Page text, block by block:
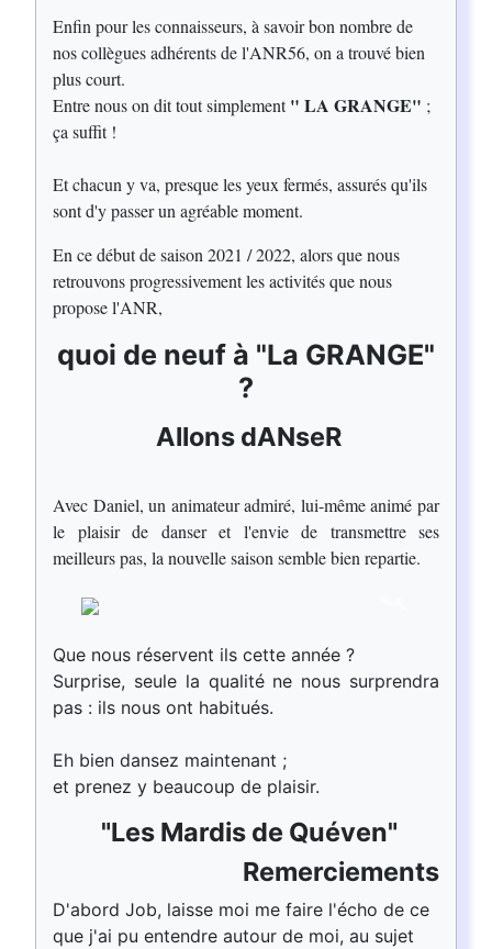
Enfin pour les connaisseurs, à savoir bon nombre de
nos collègues adhérents de l'ANR56, on a trouvé bien
plus court.
Entre nous on dit tout simplement" LA GRANGE" ;
ça suffit !
Et chacun y va, presque les yeux fermés, assurés qu'ils
sont d'y passer un agréable moment.
En ce début de saison 2021 / 2022, alors que nous
retrouvons progressivement les activités que nous
propose l'ANR,
quoi de neuf à "La GRANGE"
?
Allons dANseR
Avec Daniel, un animateur admiré, lui-même animé par
le plaisir de danser et l'envie de transmettre ses
meilleurs pas, la nouvelle saison semble bien repartie.
Que nous réservent ils cette année ?
Surprise, seule la qualité ne nous surprendra
pas : ils nous ont habitués.
Eh bien dansez maintenant ;
et prenez y beaucoup de plaisir.
"Les Mardis de Quéven"
Remerciements
D'abord Job, laisse moi me faire l'écho de ce
que j'ai pu entendre autour de moi, au sujet